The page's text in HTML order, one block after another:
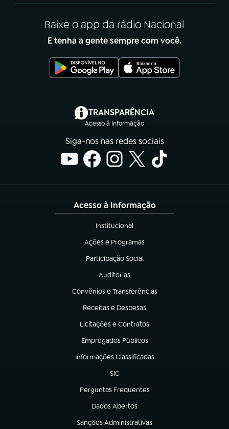
Baixe o app da rádio Nacional
E tenha a gente sempre com você.
TRANSPARÊNCIA
Acesso à Informação
(abre em nova aba)
Siga-nos nas redes sociais
Acesso à Informação
Institucional
(abre em nova aba)
Ações e Programas
(abre em nova aba)
Participação Social
(abre em nova aba)
Auditorias
(abre em nova aba)
Convênios e Transferências
(abre em nova aba)
Receitas e Despesas
(abre em nova aba)
Licitações e Contratos
(abre em nova aba)
Empregados Públicos
(abre em nova aba)
Informações Classificadas
(abre em nova aba)
SIC
(abre em nova aba)
Perguntas Frequentes
(abre em nova aba)
Dados Abertos
(abre em nova aba)
Sanções Administrativas
(abre em nova aba)